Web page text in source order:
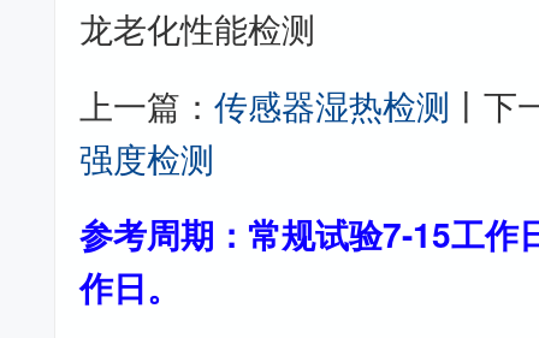
龙老化性能检测
上一篇：传感器湿热检测 丨下
强度检测
参考周期：常规试验7-15工作
作日。